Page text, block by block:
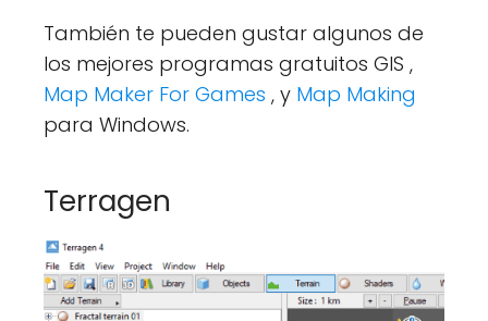
También te pueden gustar algunos de
los mejores programas gratuitos GIS ,
Map Maker For Games , y Map Making
para Windows.
Terragen